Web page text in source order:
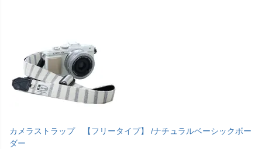
カメラストラップ 【フリータイプ】 /ナチュラルベーシックボー
ダー